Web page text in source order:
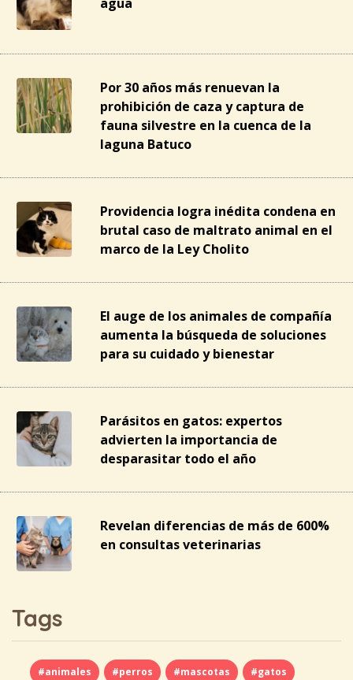
agua
Por 30 años más renuevan la
prohibición de caza y captura de
fauna silvestre en la cuenca de la
laguna Batuco
Providencia logra inédita condena en
brutal caso de maltrato animal en el
marco de la Ley Cholito
El auge de los animales de compañía
aumenta la búsqueda de soluciones
para su cuidado y bienestar
Parásitos en gatos: expertos
advierten la importancia de
desparasitar todo el año
Revelan diferencias de más de 600%
en consultas veterinarias
Tags
#animales #perros #mascotas #gatos